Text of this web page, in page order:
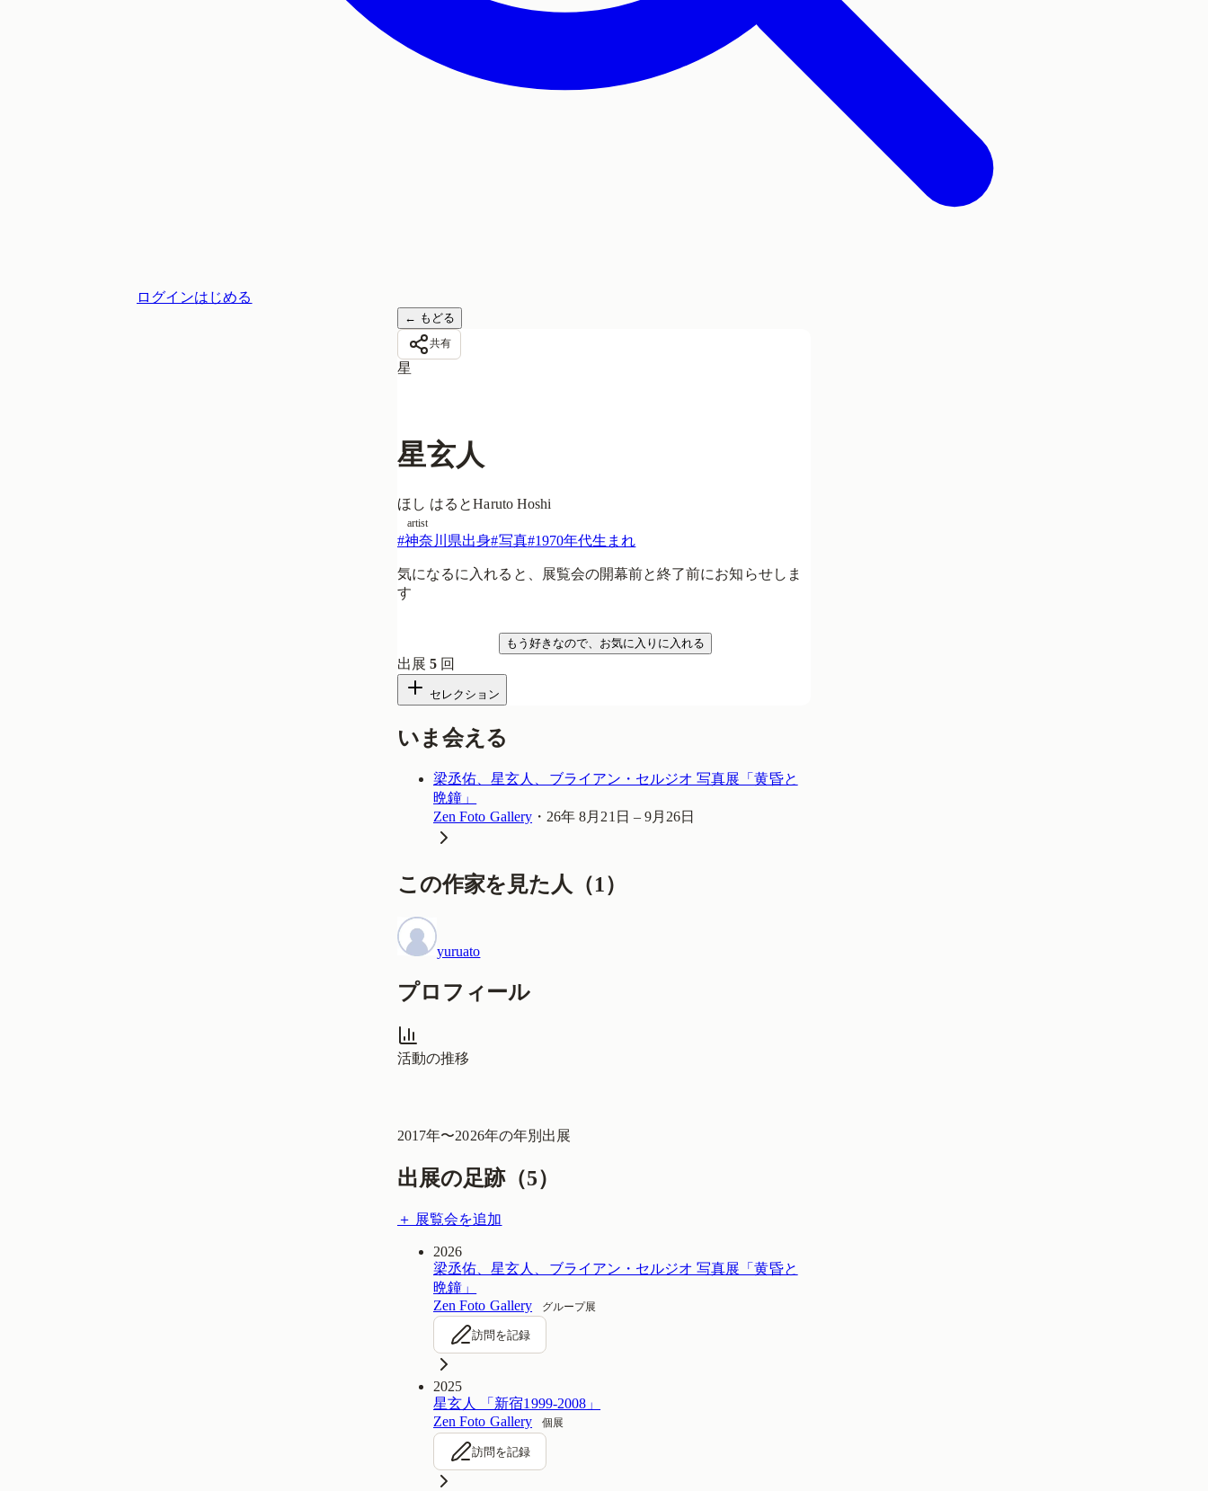
ログインはじめる
← もどる
共有
星
星玄人
ほし はるとHaruto Hoshi
artist
#神奈川県出身#写真#1970年代生まれ
気になるに入れると、展覧会の開幕前と終了前にお知らせしま
す
もう好きなので、お気に入りに入れる
出展5 回
セレクション
いま会える
梁丞佑、星玄人、ブライアン・セルジオ 写真展「黄昏と
晩鐘」
Zen Foto Gallery ・ 26年 8月21日 – 9月26日
この作家を見た人 （1）
yuruato
プロフィール
活動の推移
2017年〜2026年の年別出展
出展の足跡（5）
＋ 展覧会を追加
2026
梁丞佑、星玄人、ブライアン・セルジオ 写真展「黄昏と
晩鐘」
Zen Foto Gallery
グループ展
訪問を記録
2025
星玄人 「新宿1999-2008」
Zen Foto Gallery
個展
訪問を記録